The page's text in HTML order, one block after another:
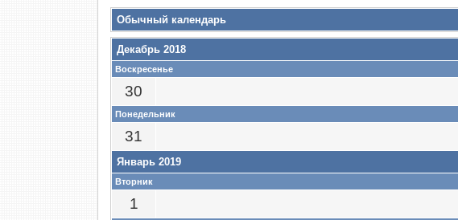
Обычный календарь
Декабрь 2018
Воскресенье
30
Понедельник
31
Январь 2019
Вторник
1